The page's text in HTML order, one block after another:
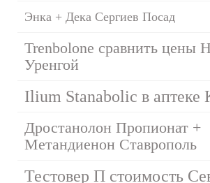
Энка + Дека Сергиев Посад
Trenbolone сравнить цены
Уренгой
Ilium Stanabolic в аптеке
Дростанолон Пропионат +
Метандиенон Ставрополь
Тестовер П стоимость